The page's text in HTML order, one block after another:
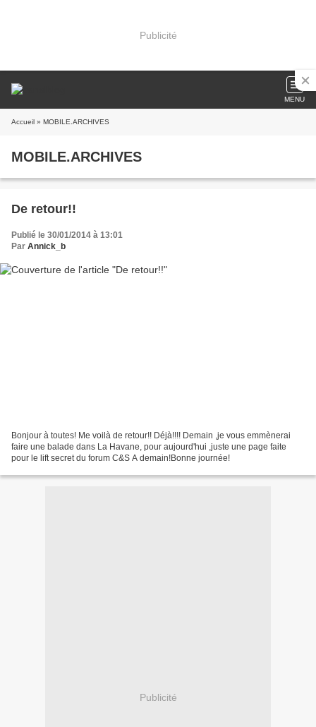
Publicité
MENU
Accueil » MOBILE.ARCHIVES
MOBILE.ARCHIVES
De retour!!
Publié le 30/01/2014 à 13:01
Par Annick_b
Bonjour à toutes! Me voilà de retour!! Déjà!!!! Demain ,je vous emmènerai
faire une balade dans La Havane, pour aujourd'hui ,juste une page faite
pour le lift secret du forum C&S A demain!Bonne journée!
Publicité